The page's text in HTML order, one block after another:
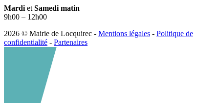
Mardi et Samedi matin
9h00 – 12h00
2026 © Mairie de Locquirec - Mentions légales - Politique de
confidentialité - Partenaires